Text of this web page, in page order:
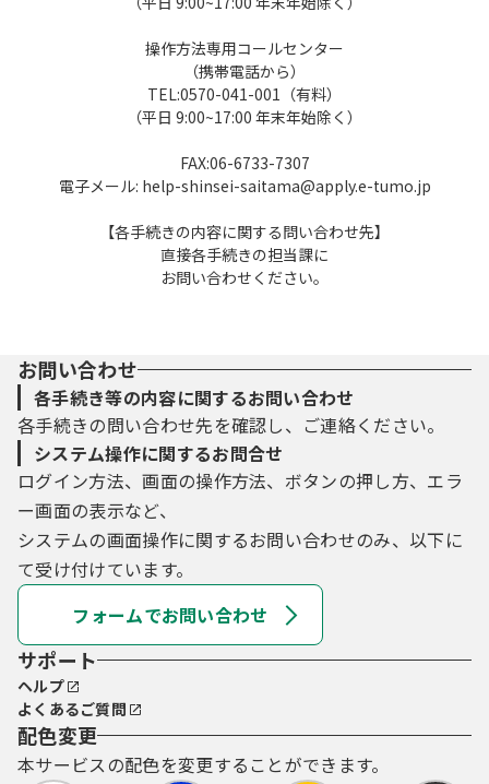
操作方法専用コールセンター
（携帯電話から）
TEL:0570-041-001（有料）
（平日 9:00~17:00 年末年始除く）
FAX:06-6733-7307
電子メール: help-shinsei-saitama@apply.e-tumo.jp
【各手続きの内容に関する問い合わせ先】
直接各手続きの担当課に
お問い合わせください。
お問い合わせ
各手続き等の内容に関するお問い合わせ
各手続きの問い合わせ先を確認し、ご連絡ください。
システム操作に関するお問合せ
ログイン方法、画面の操作方法、ボタンの押し方、エラ
ー画面の表示など、
システムの画面操作に関するお問い合わせのみ、以下に
て受け付けています。
フォームでお問い合わせ
サポート
ヘルプ
よくあるご質問
配色変更
本サービスの配色を変更することができます。